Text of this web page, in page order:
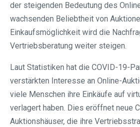
der steigenden Bedeutung des
wachsenden Beliebtheit von
Einkaufsmöglichkeit wird die
Vertriebsberatung weiter steigen.
Laut Statistiken hat die COVID-19-
verstärkten Interesse an Online-
viele Menschen ihre Einkäufe auf
verlagert haben. Dies eröffnet neue
Auktionshäuser, die ihre